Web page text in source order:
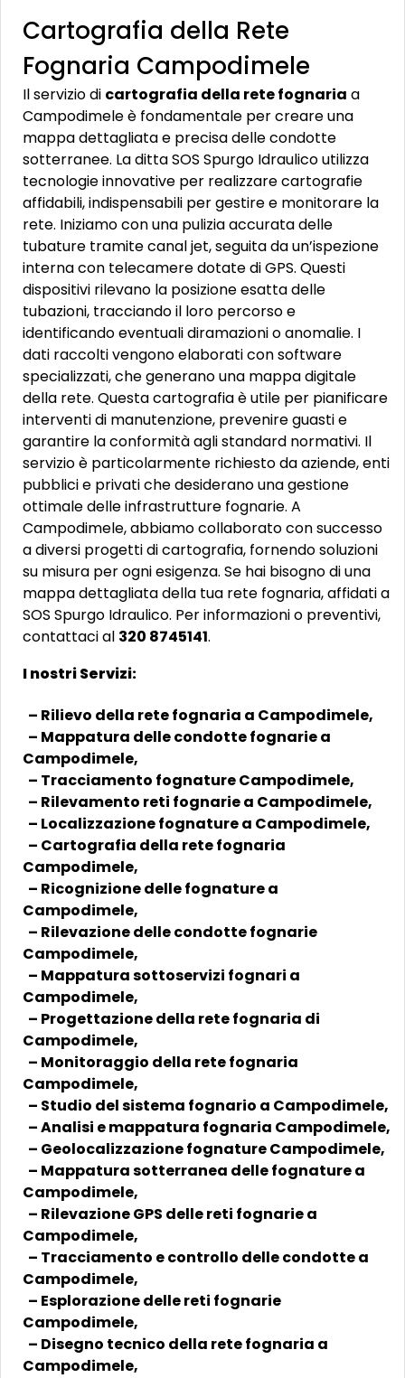
Cartografia della Rete
Fognaria Campodimele
Il servizio di cartografia della rete fognaria a
Campodimele è fondamentale per creare una
mappa dettagliata e precisa delle condotte
sotterranee. La ditta SOS Spurgo Idraulico utilizza
tecnologie innovative per realizzare cartografie
affidabili, indispensabili per gestire e monitorare la
rete. Iniziamo con una pulizia accurata delle
tubature tramite canal jet, seguita da un’ispezione
interna con telecamere dotate di GPS. Questi
dispositivi rilevano la posizione esatta delle
tubazioni, tracciando il loro percorso e
identificando eventuali diramazioni o anomalie. I
dati raccolti vengono elaborati con software
specializzati, che generano una mappa digitale
della rete. Questa cartografia è utile per pianificare
interventi di manutenzione, prevenire guasti e
garantire la conformità agli standard normativi. Il
servizio è particolarmente richiesto da aziende, enti
pubblici e privati che desiderano una gestione
ottimale delle infrastrutture fognarie. A
Campodimele, abbiamo collaborato con successo
a diversi progetti di cartografia, fornendo soluzioni
su misura per ogni esigenza. Se hai bisogno di una
mappa dettagliata della tua rete fognaria, affidati a
SOS Spurgo Idraulico. Per informazioni o preventivi,
contattaci al 320 8745141.
I nostri Servizi:
– Rilievo della rete fognaria a Campodimele,
– Mappatura delle condotte fognarie a
Campodimele,
– Tracciamento fognature Campodimele,
– Rilevamento reti fognarie a Campodimele,
– Localizzazione fognature a Campodimele,
– Cartografia della rete fognaria
Campodimele,
– Ricognizione delle fognature a
Campodimele,
– Rilevazione delle condotte fognarie
Campodimele,
– Mappatura sottoservizi fognari a
Campodimele,
– Progettazione della rete fognaria di
Campodimele,
– Monitoraggio della rete fognaria
Campodimele,
– Studio del sistema fognario a Campodimele,
– Analisi e mappatura fognaria Campodimele,
– Geolocalizzazione fognature Campodimele,
– Mappatura sotterranea delle fognature a
Campodimele,
– Rilevazione GPS delle reti fognarie a
Campodimele,
– Tracciamento e controllo delle condotte a
Campodimele,
– Esplorazione delle reti fognarie
Campodimele,
– Disegno tecnico della rete fognaria a
Campodimele,